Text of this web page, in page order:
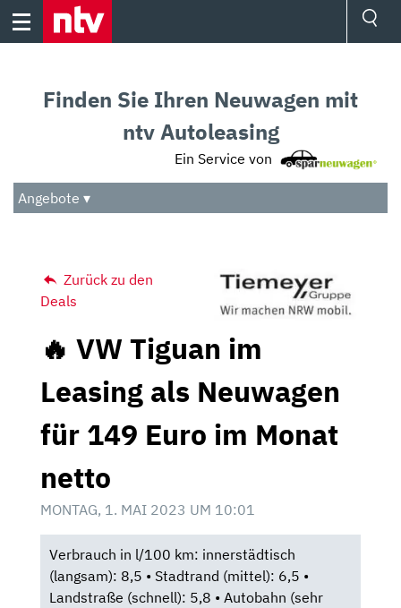
Skip
Audio
Das Beste
Finden Sie Ihren Neuwagen mit
ntv Autoleasing
Ein Service von
Angebote ▾
Zurück zu den
Deals
🔥 VW Tiguan im
Leasing als Neuwagen
für 149 Euro im Monat
netto
MONTAG, 1. MAI 2023 UM 10:01
Verbrauch in l/100 km: innerstädtisch
(langsam): 8,5 • Stadtrand (mittel): 6,5 •
Landstraße (schnell): 5,8 • Autobahn (sehr